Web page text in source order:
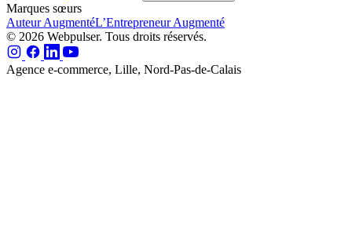
Marques sœurs
Auteur AugmentéL’Entrepreneur Augmenté
© 2026 Webpulser. Tous droits réservés.
Agence e-commerce, Lille, Nord-Pas-de-Calais